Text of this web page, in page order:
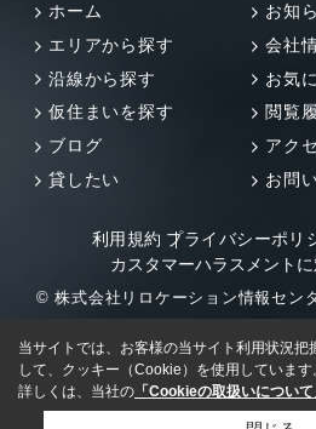
ホーム
エリアから探す
沿線から探す
仮住まいを探す
ブログ
貸したい
お知
会社
お気
閲覧
アク
お問
利用規約 プライバシーポリ
カスタマーハラスメント
© 株式会社リロケーション情報セン
当サイトでは、お客様の当サイト利用状況把
して、クッキー（Cookie）を使用しています
詳しくは、当社の 「Cookieの取扱いについて